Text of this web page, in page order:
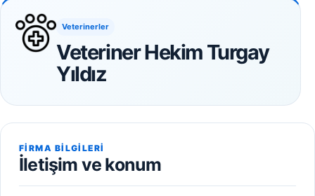
Veterinerler
Veteriner Hekim Turgay
Yıldız
FIRMA BILGILERI
İletişim ve konum